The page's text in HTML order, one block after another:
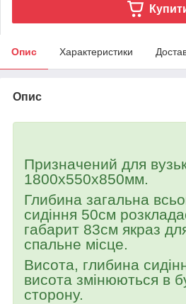
Опис Характеристики
Опис
Призначений для
1800х550х850мм.
Глибина загальна
сидіння 50см
габарит 83см якраз
спальне місце.
Висота, глибина
висота змінюються в
сторону.